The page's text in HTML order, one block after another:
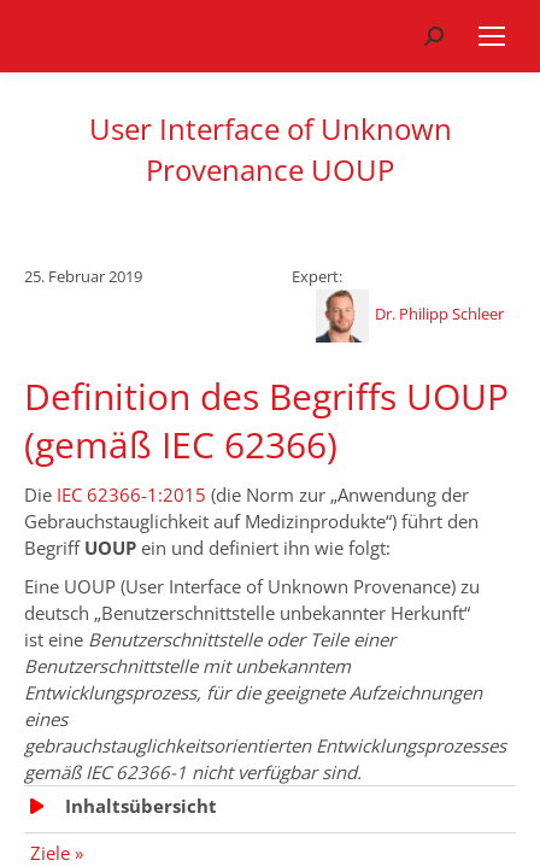
Search:
User Interface of Unknown
Provenance UOUP
25. Februar 2019
Expert:
Dr. Philipp Schleer
Definition des Begriffs UOUP
(gemäß IEC 62366)
Die IEC 62366-1:2015 (die Norm zur „Anwendung der
Gebrauchstauglichkeit auf Medizinprodukte“) führt den
Begriff UOUP ein und definiert ihn wie folgt:
Eine UOUP (User Interface of Unknown Provenance) zu
deutsch „Benutzerschnittstelle unbekannter Herkunft“
ist eine Benutzerschnittstelle oder Teile einer
Benutzerschnittstelle mit unbekanntem
Entwicklungsprozess, für die geeignete Aufzeichnungen
eines
gebrauchstauglichkeitsorientierten Entwicklungsprozesses
gemäß IEC 62366-1 nicht verfügbar sind.
Inhaltsübersicht
Ziele »